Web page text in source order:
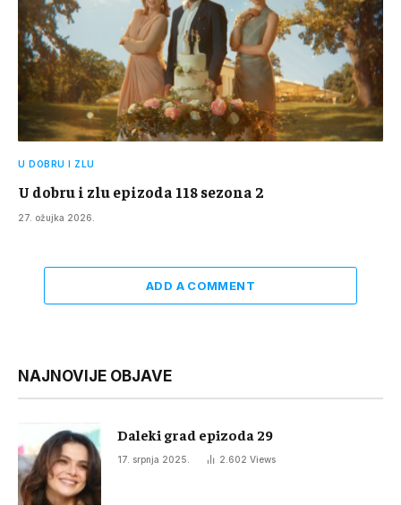
U DOBRU I ZLU
U dobru i zlu epizoda 118 sezona 2
27. ožujka 2026.
ADD A COMMENT
NAJNOVIJE OBJAVE
Daleki grad epizoda 29
17. srpnja 2025. 2.602 Views